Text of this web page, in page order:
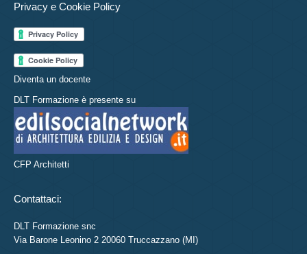
Privacy e Cookie Policy
Diventa un docente
DLT Formazione è presente su
CFP Architetti
Contattaci:
DLT Formazione snc
Via Barone Leonino 2 20060 Truccazzano (MI)